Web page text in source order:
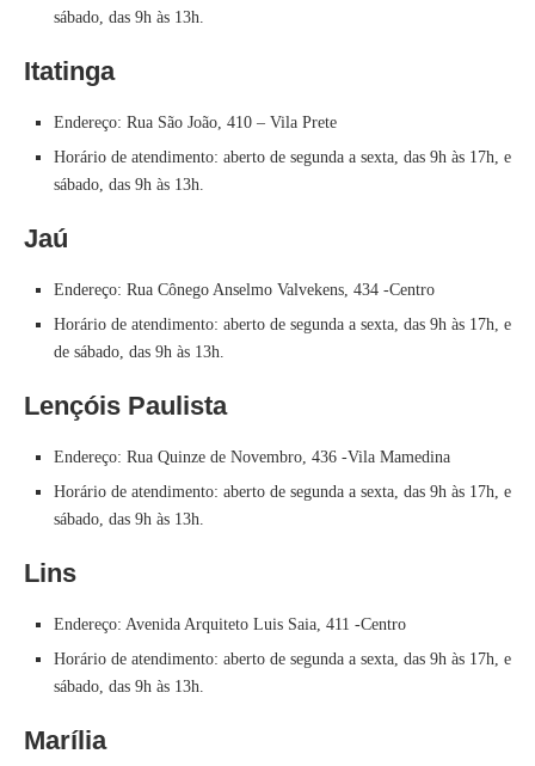
sábado, das 9h às 13h.
Itatinga
Endereço: Rua São João, 410 – Vila Prete
Horário de atendimento: aberto de segunda a sexta, das 9h às 17h, e
sábado, das 9h às 13h.
Jaú
Endereço: Rua Cônego Anselmo Valvekens, 434 -Centro
Horário de atendimento: aberto de segunda a sexta, das 9h às 17h, e
de sábado, das 9h às 13h.
Lençóis Paulista
Endereço: Rua Quinze de Novembro, 436 -Vila Mamedina
Horário de atendimento: aberto de segunda a sexta, das 9h às 17h, e
sábado, das 9h às 13h.
Lins
Endereço: Avenida Arquiteto Luis Saia, 411 -Centro
Horário de atendimento: aberto de segunda a sexta, das 9h às 17h, e
sábado, das 9h às 13h.
Marília